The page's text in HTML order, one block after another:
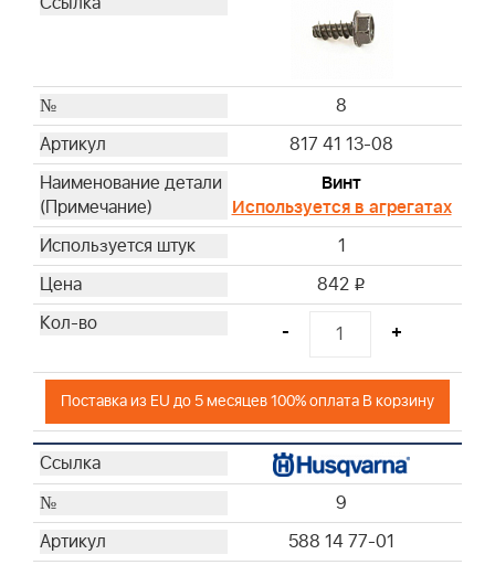
8
817 41 13-08
Винт
Используется в агрегатах
1
842 i
- +
Поставка из EU до 5 месяцев 100% оплата В корзину
9
588 14 77-01